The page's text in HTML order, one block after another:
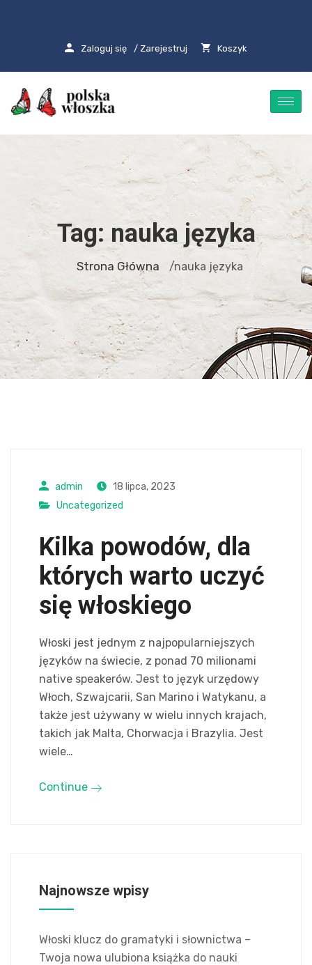
Zaloguj się / Zarejestruj Koszyk
Tag: nauka języka
Strona Główna /nauka języka
admin
18 lipca, 2023
Uncategorized
Kilka powodów, dla
których warto uczyć
się włoskiego
Włoski jest jednym z najpopularniejszych
języków na świecie, z ponad 70 milionami
native speakerów. Jest to język urzędowy
Włoch, Szwajcarii, San Marino i Watykanu, a
także jest używany w wielu innych krajach,
takich jak Malta, Chorwacja i Brazylia. Jest
wiele…
Continue
Najnowsze wpisy
Włoski klucz do gramatyki i słownictwa –
Twoja nowa ulubiona książka do nauki